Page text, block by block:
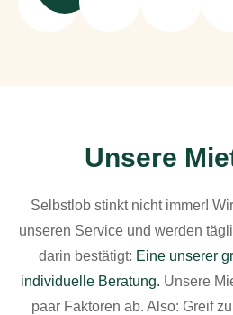
Unsere
Selbstlob stinkt nicht immer!
unseren Service und werden
darin bestätigt: Eine unserer
individuelle Beratung. Unsere
paar Faktoren ab. Also: Greif